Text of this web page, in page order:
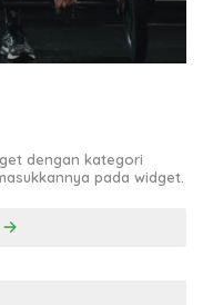
dengan kategori
pada widget.